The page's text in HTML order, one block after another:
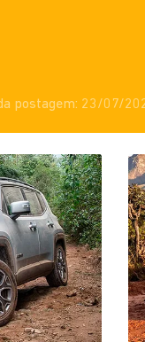
postagem: 23/07/